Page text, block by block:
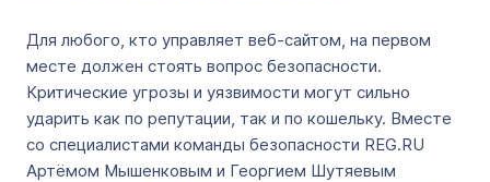
Для любого, кто управляет веб-сайтом, на первом
месте должен стоять вопрос безопасности.
Критические угрозы и уязвимости могут сильно
ударить как по репутации, так и по кошельку. Вместе
со специалистами команды безопасности REG.RU
Артёмом Мышенковым и Георгием Шутяевым